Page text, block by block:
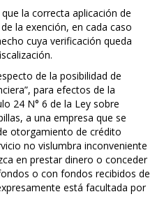
la correcta aplicación de
la exención, en cada caso
cuya verificación queda
de la posibilidad de
para efectos de la
24 N° 6 de la Ley sobre
a una empresa que se
otorgamiento de crédito
no vislumbra inconveniente
en prestar dinero o conceder
o con fondos recibidos de
está facultada por